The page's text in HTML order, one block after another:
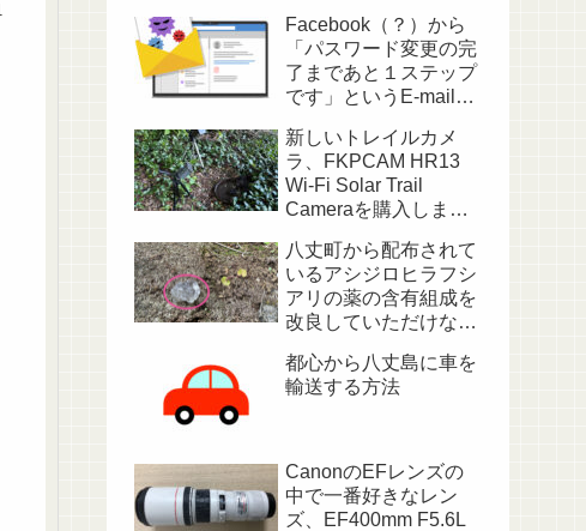
Facebook（？）から
「パスワード変更の完
了まであと１ステップ
です」というE-mailが
新しいトレイルカメ
ラ、FKPCAM HR13
Wi-Fi Solar Trail
Cameraを購入しまし
八丈町から配布されて
いるアシジロヒラフシ
アリの薬の含有組成を
改良していただけない
都心から八丈島に車を
輸送する方法
CanonのEFレンズの
中で一番好きなレン
ズ、EF400mm F5.6L